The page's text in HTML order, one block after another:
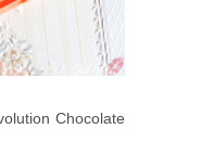
Chocolate